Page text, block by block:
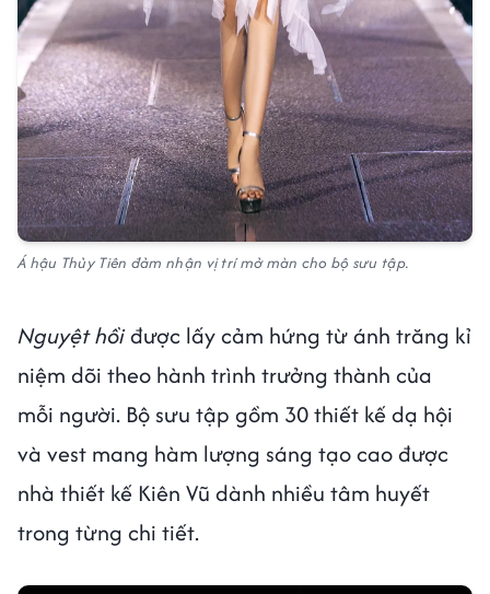
Á hậu Thủy Tiên đảm nhận vị trí mở màn cho bộ sưu tập.
Nguyệt hồiđược lấy cảm hứng từ ánh trăng kỉ
niệm dõi theo hành trình trưởng thành của
mỗi người. Bộ sưu tập gồm 30 thiết kế dạ hội
và vest mang hàm lượng sáng tạo cao được
nhà thiết kế Kiên Vũ dành nhiều tâm huyết
trong từng chi tiết.